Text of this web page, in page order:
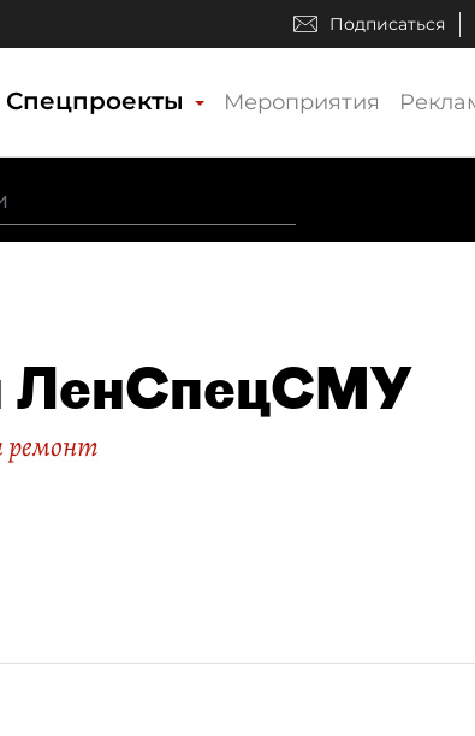
Подписаться
Спецпроекты Мероприятия
ЛенСпецСМУ
ремонт